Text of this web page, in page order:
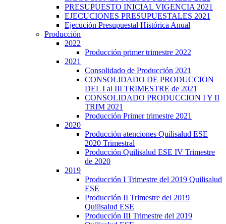
PRESUPUESTO INICIAL VIGENCIA 2021
EJECUCIONES PRESUPUESTALES 2021
Ejecución Presupuestal Histórica Anual
Producción
2022
Producción primer trimestre 2022
2021
Consolidado de Producción 2021
CONSOLIDADO DE PRODUCCION
DEL I al III TRIMESTRE de 2021
CONSOLIDADO PRODUCCION I Y II
TRIM 2021
Producción Primer trimestre 2021
2020
Producción atenciones Quilisalud ESE
2020 Trimestral
Producción Quilisalud ESE IV Trimestre
de 2020
2019
Producción I Trimestre del 2019 Quilisalud
ESE
Producción II Trimestre del 2019
Quilisalud ESE
Producción III Trimestre del 2019